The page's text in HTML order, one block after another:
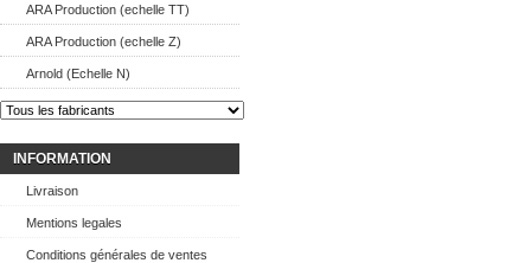
ARA Production (echelle TT)
ARA Production (echelle Z)
Arnold (Echelle N)
INFORMATION
Livraison
Mentions legales
Conditions générales de ventes